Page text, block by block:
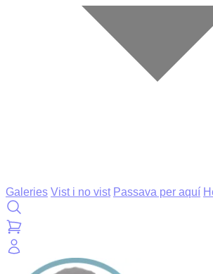
Galeries Vist i no vist Passava per aquí